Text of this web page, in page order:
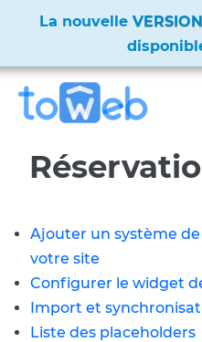
La nouvelle
Accueil
Télécharger
Tarifs
Blog
Ajouter un système
votre site
Configurer le widget
Import et
Liste des placeholders